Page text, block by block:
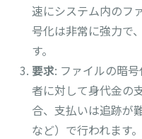
速にシステム内のフ
号化は非常に強力で
す。
要求: ファイルの暗
者に対して身代金の
合、支払いは追跡が
など）で行われます。